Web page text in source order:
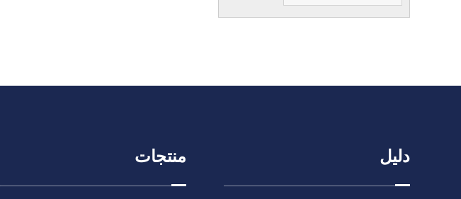
دليل منتجات